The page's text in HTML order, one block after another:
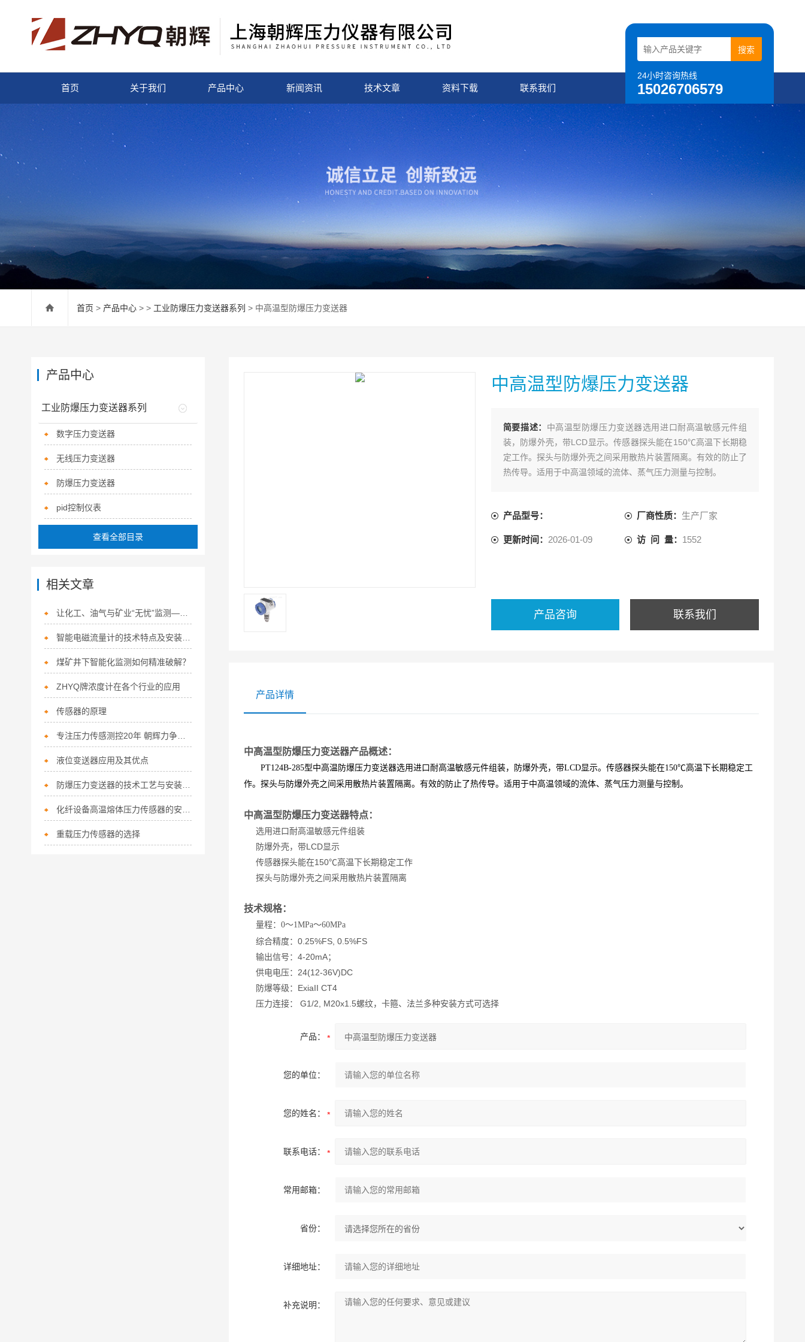
24小时咨询热线
15026706579
首页 关于我们 产品中心 新闻资讯 技术文章 资料下载 联系我们
首页 > 产品中心 > > 工业防爆压力变送器系列 > 中高温型防爆压力变送器
中高温型防爆压力变送器
简要描述： 中高温型防爆压力变送器选用进口耐高温敏感元件组
装，防爆外壳，带LCD显示。传感器探头能在150℃高温下长期稳
定工作。探头与防爆外壳之间采用散热片装置隔离。有效的防止了
热传导。适用于中高温领域的流体、蒸气压力测量与控制。
产品型号： 厂商性质： 生产厂家
更新时间： 2026-01-09 访 问 量： 1552
产品咨询 联系我们
产品详情
中高温型防爆压力变送器产品概述：
PT124B-285型中高温防爆压力变送器选用进口耐高温敏感元件组装，防爆外壳，带LCD显示。传感器探头能在150℃高温下长期稳定工
作。探头与防爆外壳之间采用散热片装置隔离。有效的防止了热传导。适用于中高温领域的流体、蒸气压力测量与控制。
中高温型防爆压力变送器特点：
选用进口耐高温敏感元件组装
防爆外壳，带LCD显示
传感器探头能在150℃高温下长期稳定工作
探头与防爆外壳之间采用散热片装置隔离
技术规格：
量程： 0～1MPa～60MPa
综合精度：0.25%FS, 0.5%FS
输出信号：4-20mA；
供电电压：24(12-36V)DC
防爆等级：ExiaII CT4
压力连接： G1/2, M20x1.5螺纹，卡箍、法兰多种安装方式可选择
产品：
您的单位：
您的姓名：
联系电话：
常用邮箱：
省份：
详细地址：
补充说明：
产品中心
工业防爆压力变送器系列
数字压力变送器
无线压力变送器
防爆压力变送器
pid控制仪表
查看全部目录
相关文章
让化工、油气与矿业“无忧”监测——PT124B-281系列防爆压力变送器
智能电磁流量计的技术特点及安装要求
煤矿井下智能化监测如何精准破解？
ZHYQ牌浓度计在各个行业的应用
传感器的原理
专注压力传感测控20年 朝辉力争两年内产值破亿
液位变送器应用及其优点
防爆压力变送器的技术工艺与安装要求
重载压力传感器的选择